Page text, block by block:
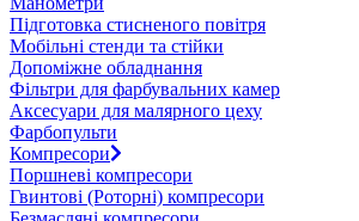
Підготовка стисненого повітря
Мобільні стенди та стійки
Допоміжне обладнання
Фільтри для фарбувальних камер
Аксесуари для малярного цеху
Фарбопульти
Компресори
Поршневі компресори
Гвинтові (Роторні) компресори